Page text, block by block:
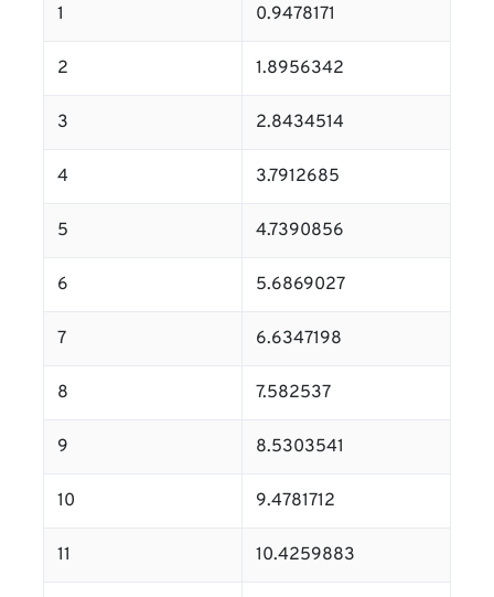
1 0.9478171
2 1.8956342
3 2.8434514
4 3.7912685
5 4.7390856
6 5.6869027
7 6.6347198
8 7.582537
9 8.5303541
10 9.4781712
11 10.4259883